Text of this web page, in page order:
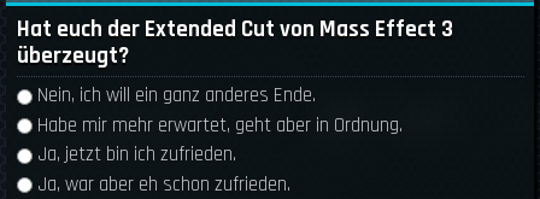
Hat euch der Extended Cut von Mass Effect 3
überzeugt?
Auswahlmöglichkeiten
Nein, ich will ein ganz anderes Ende.
Habe mir mehr erwartet, geht aber in Ordnung.
Ja, jetzt bin ich zufrieden.
Ja, war aber eh schon zufrieden.